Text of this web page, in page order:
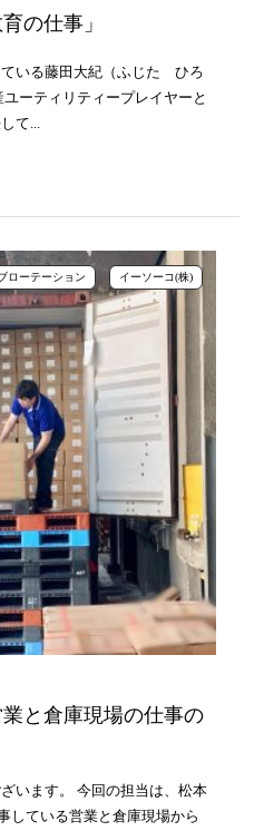
の仕事」
いる藤田大紀（ふじた ひろ
ーティリティープレイヤーと
て...
と倉庫現場の仕事の
います。 今回の担当は、松本
している営業と倉庫現場から
ローテーション イーソーコ(株)